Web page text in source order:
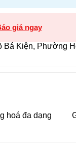
giá ngay
Bá Kiện, Phường
hoá đa dạng